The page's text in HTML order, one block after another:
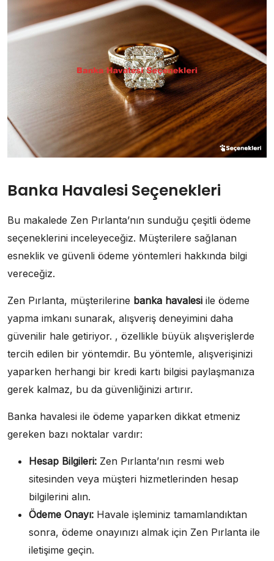
Banka Havalesi Seçenekleri
Bu makalede Zen Pırlanta’nın sunduğu çeşitli ödeme
seçeneklerini inceleyeceğiz. Müşterilere sağlanan
esneklik ve güvenli ödeme yöntemleri hakkında bilgi
vereceğiz.
Zen Pırlanta, müşterilerine banka havalesi ile ödeme
yapma imkanı sunarak, alışveriş deneyimini daha
güvenilir hale getiriyor. , özellikle büyük alışverişlerde
tercih edilen bir yöntemdir. Bu yöntemle, alışverişinizi
yaparken herhangi bir kredi kartı bilgisi paylaşmanıza
gerek kalmaz, bu da güvenliğinizi artırır.
Banka havalesi ile ödeme yaparken dikkat etmeniz
gereken bazı noktalar vardır:
Hesap Bilgileri: Zen Pırlanta’nın resmi web
sitesinden veya müşteri hizmetlerinden hesap
bilgilerini alın.
Ödeme Onayı: Havale işleminiz tamamlandıktan
sonra, ödeme onayınızı almak için Zen Pırlanta ile
iletişime geçin.